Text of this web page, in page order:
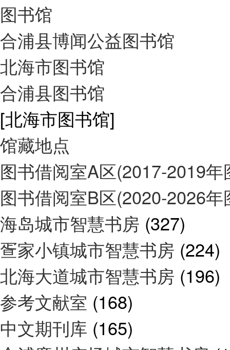
图书馆
合浦县博闻公益图书馆
北海市图书馆
合浦县图书馆
[北海市图书馆]
馆藏地点
图书借阅室A区(2017-2019
图书借阅室B区(2020-2026
海岛城市智慧书房 (327)
疍家小镇城市智慧书房 (224)
北海大道城市智慧书房 (196)
参考文献室 (168)
中文期刊库 (165)